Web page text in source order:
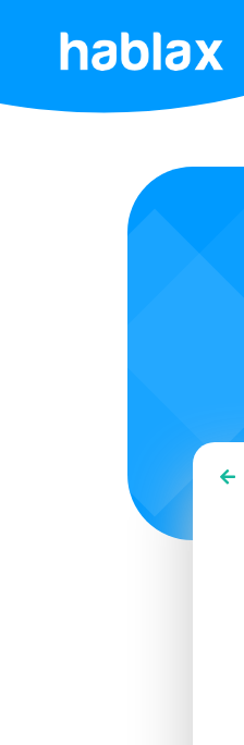
الرئيسية
SIGN UP